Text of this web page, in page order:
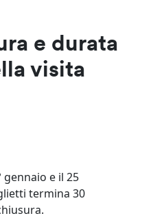
e durata
visita
e il 25
termina 30